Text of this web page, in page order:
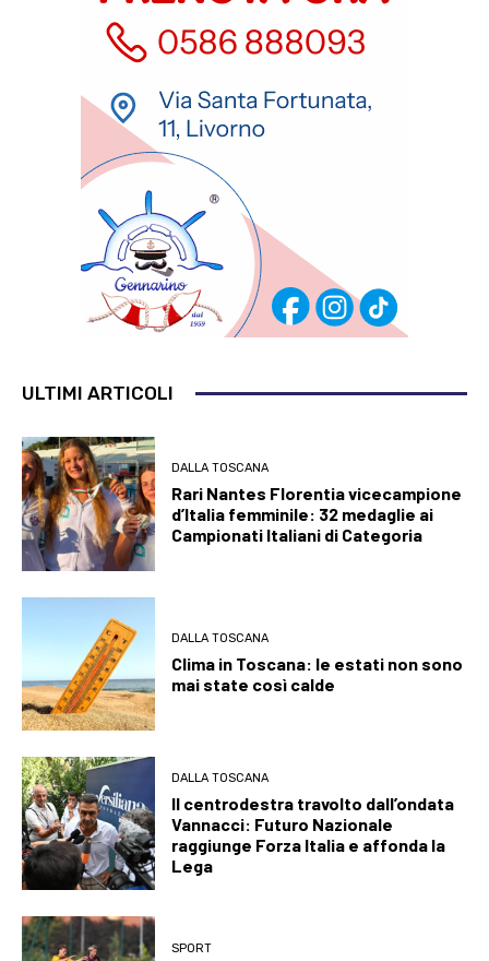
ULTIMI ARTICOLI
DALLA TOSCANA
Rari Nantes Florentia vicecampione
d’Italia femminile: 32 medaglie ai
Campionati Italiani di Categoria
DALLA TOSCANA
Clima in Toscana: le estati non sono
mai state così calde
DALLA TOSCANA
Il centrodestra travolto dall’ondata
Vannacci: Futuro Nazionale
raggiunge Forza Italia e affonda la
Lega
SPORT